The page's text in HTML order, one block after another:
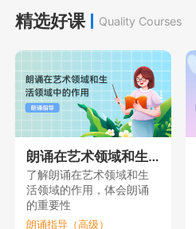
精选好课 Quality Courses
朗诵在艺术领域和生活领域中的作用
了解朗诵在艺术领域和生
活领域的作用，体会朗诵
的重要性
朗诵指导（高级）